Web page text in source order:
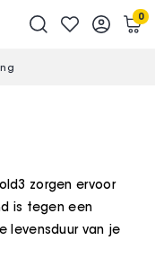
0
zorgen ervoor
is tegen een
levensduur van je